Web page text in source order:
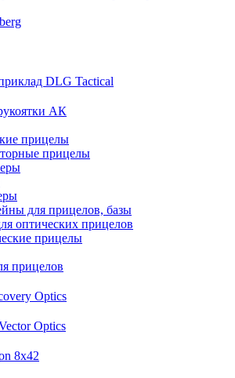
DLG Tactical
АК
прицелы
прицелы
для прицелов, базы
оптических прицелов
прицелы
прицелов
Optics
Optics
8х42